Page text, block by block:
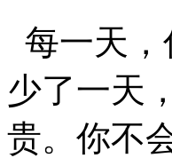
每一天
少了一天
贵。你不